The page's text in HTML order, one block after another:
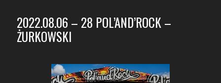
2022.08.06 – 28 POL’AND’ROCK –
ŻURKOWSKI